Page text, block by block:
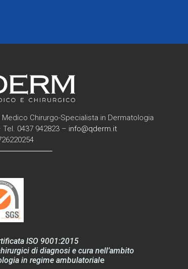
Medico Chirurgo-Specialista in Dermatologia
0437 942823 – info@qderm.it
ISO 9001:2015
di diagnosi e cura nell’ambito
in regime ambulatoriale